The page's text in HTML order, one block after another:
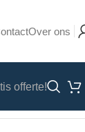
Over ons
offerte!